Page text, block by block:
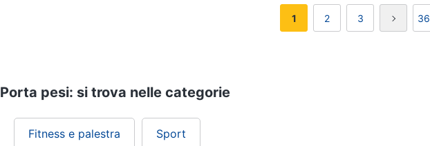
1 2 3
Porta pesi: si trova nelle categorie
Fitness e palestra Sport